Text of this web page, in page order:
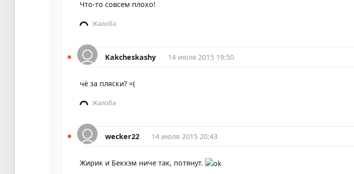
Что-то совсем плохо!
Жалоба
Kakcheskashy 14 июля 2015 19:50
чё за пляски? =(
Жалоба
wecker22 14 июля 2015 20:43
Жирик и Бекхэм ниче так, потянут.